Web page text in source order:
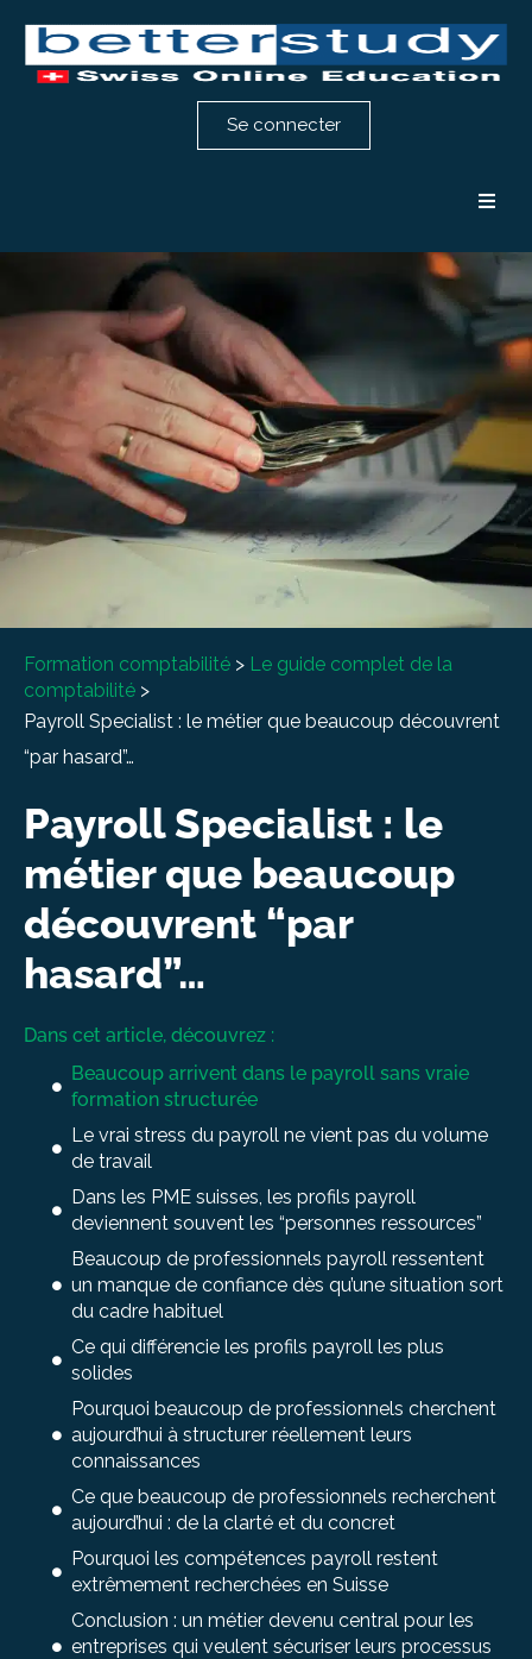
Formation comptabilité
Formation RH
Notre méthode
Témoignages
À propos
Entretien conseil
Se connecter
Formation comptabilité > Le guide complet de la
comptabilité >
Payroll Specialist : le métier que beaucoup découvrent
“par hasard”…
Payroll Specialist : le
métier que beaucoup
découvrent “par
hasard”…
Dans cet article, découvrez :
Beaucoup arrivent dans le payroll sans vraie
formation structurée
Le vrai stress du payroll ne vient pas du volume
de travail
Dans les PME suisses, les profils payroll
deviennent souvent les “personnes ressources”
Beaucoup de professionnels payroll ressentent
un manque de confiance dès qu’une situation sort
du cadre habituel
Ce qui différencie les profils payroll les plus
solides
Pourquoi beaucoup de professionnels cherchent
aujourd’hui à structurer réellement leurs
connaissances
Ce que beaucoup de professionnels recherchent
aujourd’hui : de la clarté et du concret
Pourquoi les compétences payroll restent
extrêmement recherchées en Suisse
Conclusion : un métier devenu central pour les
entreprises qui veulent sécuriser leurs processus